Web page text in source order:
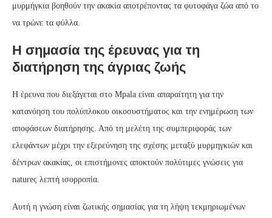
μυρμήγκια βοηθούν την ακακία αποτρέποντας τα φυτοφάγα ζώα από το
να τρώνε τα φύλλα.
Η σημασία της έρευνας για τη
διατήρηση της άγριας ζωής
Η έρευνα που διεξάγεται στο Mpala είναι απαραίτητη για την
κατανόηση του πολύπλοκου οικοσυστήματος και την ενημέρωση των
αποφάσεων διατήρησης. Από τη μελέτη της συμπεριφοράς των
ελεφάντων μέχρι την εξερεύνηση της σχέσης μεταξύ μυρμηγκιών και
δέντρων ακακίας, οι επιστήμονες αποκτούν πολύτιμες γνώσεις για
natureς λεπτή ισορροπία.
Αυτή η γνώση είναι ζωτικής σημασίας για τη λήψη τεκμηριωμένων